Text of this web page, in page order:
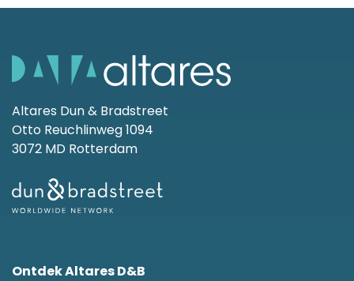
Altares Dun & Bradstreet
Otto Reuchlinweg 1094
3072 MD Rotterdam
Ontdek Altares D&B